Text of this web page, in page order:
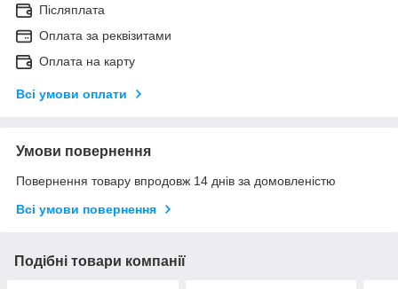
Післяплата
Оплата за реквізитами
Оплата на карту
Всі умови оплати
Умови повернення
Повернення товару впродовж 14 днів за домовленістю
Всі умови повернення
Подібні товари компанії